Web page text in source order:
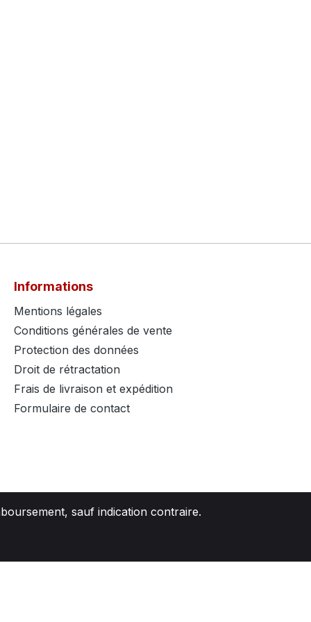
Informations
Mentions légales
Conditions générales de vente
Protection des données
Droit de rétractation
Frais de livraison et expédition
Formulaire de contact
sauf indication contraire.